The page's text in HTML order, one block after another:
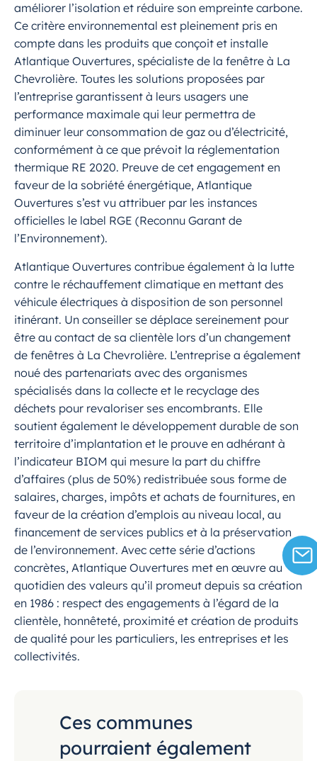
améliorer l’isolation et réduire son empreinte carbone.
Ce critère environnemental est pleinement pris en
compte dans les produits que conçoit et installe
Atlantique Ouvertures, spécialiste de la fenêtre à La
Chevrolière. Toutes les solutions proposées par
l’entreprise garantissent à leurs usagers une
performance maximale qui leur permettra de
diminuer leur consommation de gaz ou d’électricité,
conformément à ce que prévoit la réglementation
thermique RE 2020. Preuve de cet engagement en
faveur de la sobriété énergétique, Atlantique
Ouvertures s’est vu attribuer par les instances
officielles le label RGE (Reconnu Garant de
l’Environnement).
Atlantique Ouvertures contribue également à la lutte
contre le réchauffement climatique en mettant des
véhicule électriques à disposition de son personnel
itinérant. Un conseiller se déplace sereinement pour
être au contact de sa clientèle lors d’un changement
de fenêtres à La Chevrolière. L’entreprise a également
noué des partenariats avec des organismes
spécialisés dans la collecte et le recyclage des
déchets pour revaloriser ses encombrants. Elle
soutient également le développement durable de son
territoire d’implantation et le prouve en adhérant à
l’indicateur BIOM qui mesure la part du chiffre
d’affaires (plus de 50%) redistribuée sous forme de
salaires, charges, impôts et achats de fournitures, en
faveur de la création d’emplois au niveau local, au
financement de services publics et à la préservation
de l’environnement. Avec cette série d’actions
concrètes, Atlantique Ouvertures met en œuvre au
quotidien des valeurs qu’il promeut depuis sa création
en 1986 : respect des engagements à l’égard de la
clientèle, honnêteté, proximité et création de produits
de qualité pour les particuliers, les entreprises et les
collectivités.
Ces communes
pourraient également